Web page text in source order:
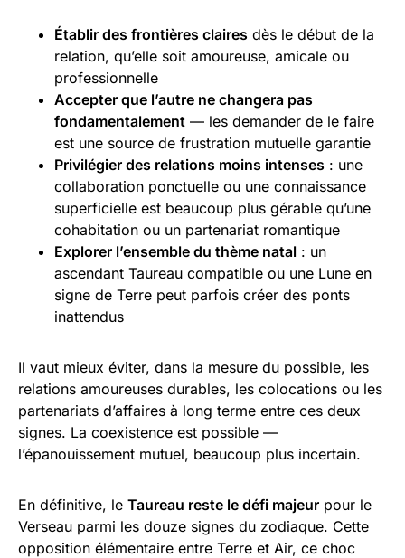
Établir des frontières claires dès le début de la
relation, qu’elle soit amoureuse, amicale ou
professionnelle
Accepter que l’autre ne changera pas
fondamentalement — les demander de le faire
est une source de frustration mutuelle garantie
Privilégier des relations moins intenses : une
collaboration ponctuelle ou une connaissance
superficielle est beaucoup plus gérable qu’une
cohabitation ou un partenariat romantique
Explorer l’ensemble du thème natal : un
ascendant Taureau compatible ou une Lune en
signe de Terre peut parfois créer des ponts
inattendus
Il vaut mieux éviter, dans la mesure du possible, les
relations amoureuses durables, les colocations ou les
partenariats d’affaires à long terme entre ces deux
signes. La coexistence est possible —
l’épanouissement mutuel, beaucoup plus incertain.
En définitive, le Taureau reste le défi majeur pour le
Verseau parmi les douze signes du zodiaque. Cette
opposition élémentaire entre Terre et Air, ce choc